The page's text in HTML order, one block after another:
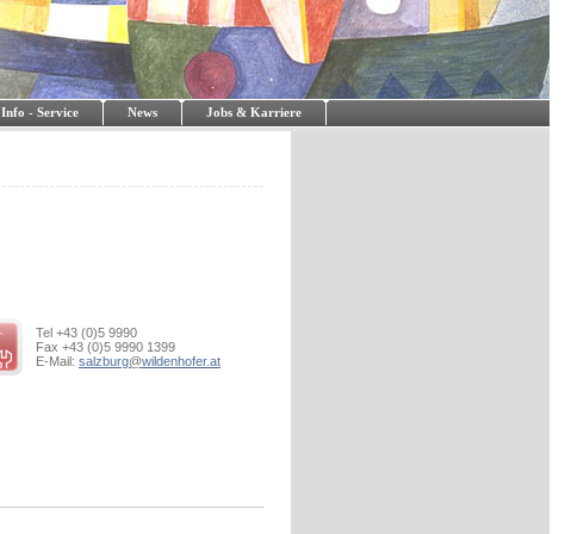
Info - Service News Jobs & Karriere
Tel +43 (0)5 9990
Fax +43 (0)5 9990 1399
E-Mail: salzburg@wildenhofer.at